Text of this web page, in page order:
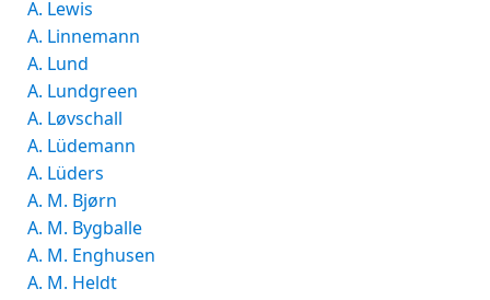
A. Lewis
A. Linnemann
A. Lund
A. Lundgreen
A. Løvschall
A. Lüdemann
A. Lüders
A. M. Bjørn
A. M. Bygballe
A. M. Enghusen
A. M. Heldt